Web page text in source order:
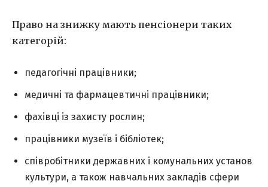
Право на знижку мають пенсіонери таких
категорій:
педагогічні працівники;
медичні та фармацевтичні працівники;
фахівці із захисту рослин;
працівники музеїв і бібліотек;
співробітники державних і комунальних установ
культури, а також навчальних закладів сфери